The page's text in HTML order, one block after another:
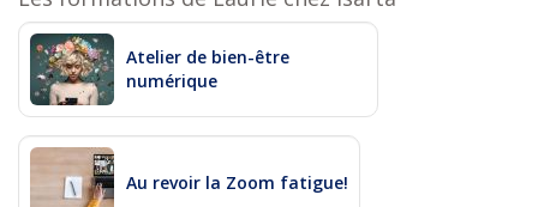
Atelier de bien-être
numérique
Au revoir la Zoom fatigue!